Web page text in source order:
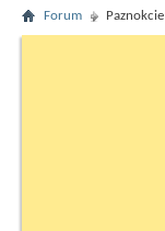
Forum Paznokcie